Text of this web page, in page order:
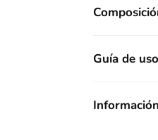
Guía de uso